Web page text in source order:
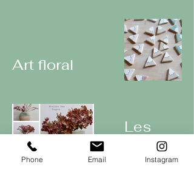
Art floral
Les
Phone Email Instagram